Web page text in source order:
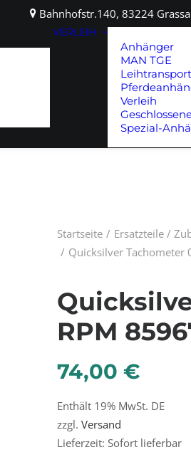
Bahnhofstr.140, 83224
VERLEIH
Anhänger
MAN TGE
Verleih
Spezial-
Startseite Ersatzteile /
Quicksilver Tachometer
RPM
74,00 €
Enthält 19% MwSt. DE
zzgl. Versand
Lieferzeit: Sofort lieferbar